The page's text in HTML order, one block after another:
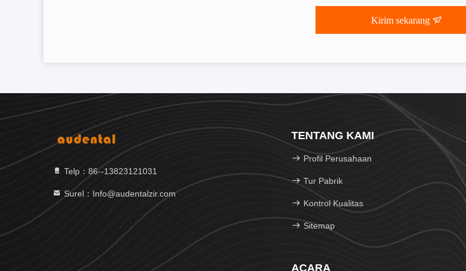
Kirim sekarang
Telp：86--13823121031
Surel：Info@audentalzir.com
TENTANG KAMI
Profil Perusahaan
Tur Pabrik
Kontrol Kualitas
Sitemap
ACARA